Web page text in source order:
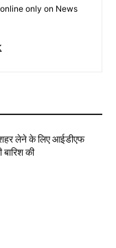
only on News
लेने के लिए आईडीएफ
की